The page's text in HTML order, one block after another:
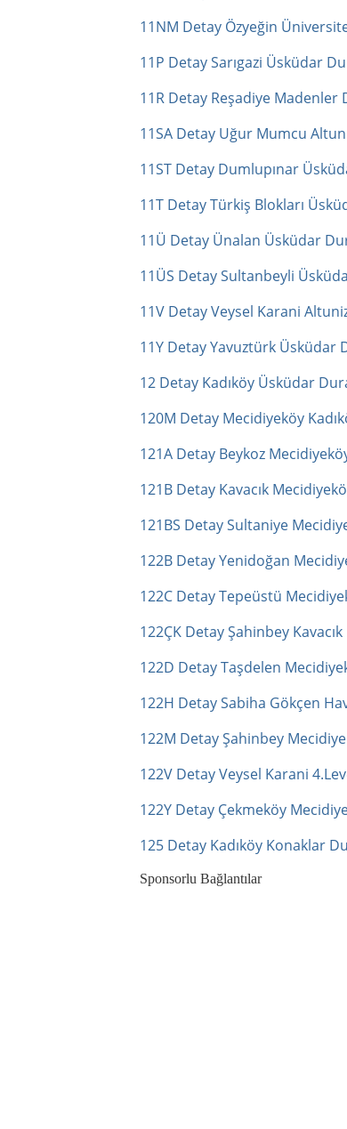
11NM Detay Özyeğin
11P Detay Sarıgazi Üsküdar
11R Detay Reşadiye Madenler
11SA Detay Uğur Mumcu
11ST Detay Dumlupınar
11T Detay Türkiş Blokları
11Ü Detay Ünalan Üsküdar
11ÜS Detay Sultanbeyli
11V Detay Veysel Karani
11Y Detay Yavuztürk Üsküdar
12 Detay Kadıköy Üsküdar
120M Detay Mecidiyeköy
121A Detay Beykoz
121B Detay Kavacık
121BS Detay Sultaniye
122B Detay Yenidoğan
122C Detay Tepeüstü
122ÇK Detay Şahinbey
122D Detay Taşdelen
122H Detay Sabiha Gökçen
122M Detay Şahinbey
122V Detay Veysel Karani
122Y Detay Çekmeköy
125 Detay Kadıköy Konaklar
Sponsorlu Bağlantılar